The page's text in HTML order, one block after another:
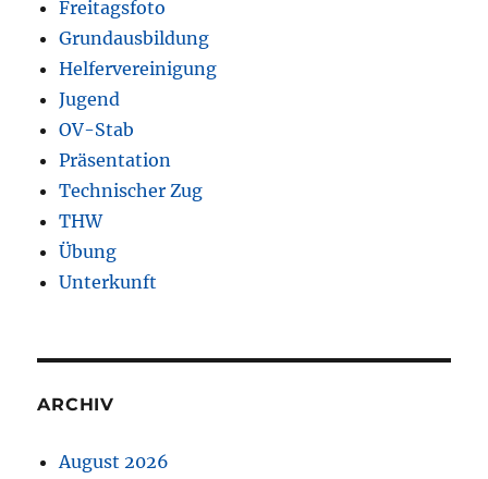
Freitagsfoto
Grundausbildung
Helfervereinigung
Jugend
OV-Stab
Präsentation
Technischer Zug
THW
Übung
Unterkunft
ARCHIV
August 2026